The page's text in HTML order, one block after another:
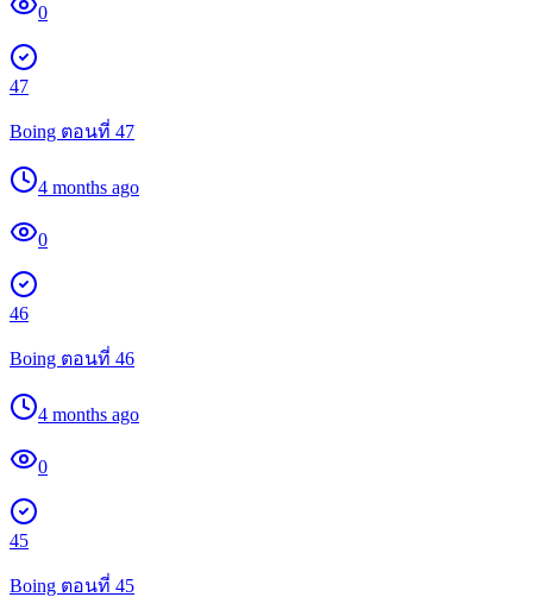
0
47
Boing ตอนที่ 47
4 months ago
0
46
Boing ตอนที่ 46
4 months ago
0
45
Boing ตอนที่ 45